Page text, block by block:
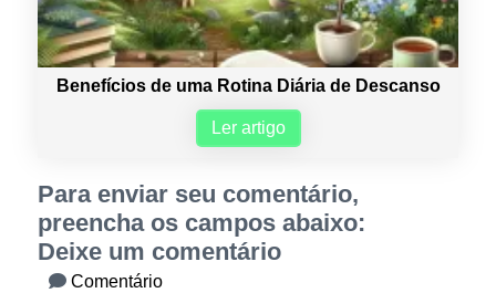
Benefícios de uma Rotina Diária de Descanso
Ler artigo
Para enviar seu comentário,
preencha os campos abaixo:
Deixe um comentário
Comentário